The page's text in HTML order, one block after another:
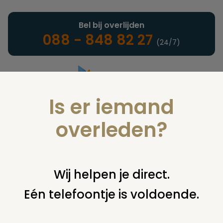
Landelijke uitvaartonderneming
Bel bij overlijden
088 - 848 82 27 (24/7)
U bent hier: home juridisch overige uitvaart door
gemeente; vragen van nabestaanden
Is er iemand
overleden?
Wij helpen je direct.
Eén telefoontje is voldoende.